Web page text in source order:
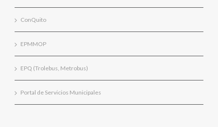
ConQuito
EPMMOP
EPQ (Trolebus, Metrobus)
Portal de Servicios Municipales